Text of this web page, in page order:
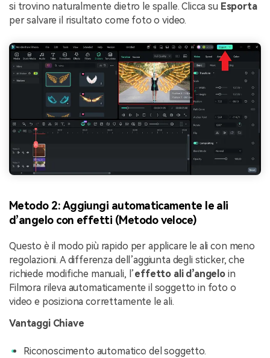
si trovino naturalmente dietro le spalle. Clicca su Esporta
per salvare il risultato come foto o video.
Metodo 2: Aggiungi automaticamente le ali
d’angelo con effetti (Metodo veloce)
Questo è il modo più rapido per applicare le ali con meno
regolazioni. A differenza dell’aggiunta degli sticker, che
richiede modifiche manuali, l’effetto ali d’angelo in
Filmora rileva automaticamente il soggetto in foto o
video e posiziona correttamente le ali.
Vantaggi Chiave
Riconoscimento automatico del soggetto.